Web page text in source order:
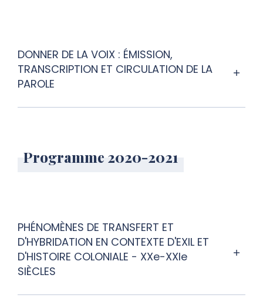
DONNER DE LA VOIX : ÉMISSION,
TRANSCRIPTION ET CIRCULATION DE LA
PAROLE
Programme 2020-2021
PHÉNOMÈNES DE TRANSFERT ET
D'HYBRIDATION EN CONTEXTE D'EXIL ET
D'HISTOIRE COLONIALE - XXe-XXIe
SIÈCLES